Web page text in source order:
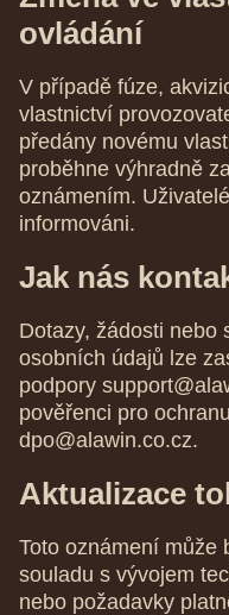
ovládání
V případě fúze,
vlastnictví
předány novému
proběhne výhradně
oznámením.
informováni.
Jak nás
Dotazy, žádosti
osobních údajů lze
podpory
pověřenci pro
dpo@alawin.co.cz.
Aktualizace
Toto oznámení může
souladu s vývojem
nebo požadavky